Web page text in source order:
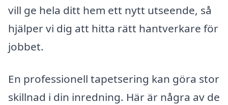
vill ge hela ditt hem ett nytt utseende, så
hjälper vi dig att hitta rätt hantverkare för
jobbet.
En professionell tapetsering kan göra stor
skillnad i din inredning. Här är några av de